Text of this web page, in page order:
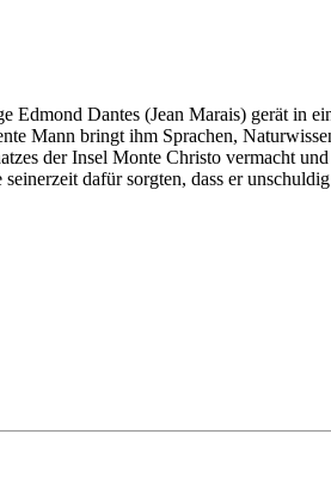
Dantes (Jean Marais) gerät in
Mann bringt ihm Sprachen,
der Insel Monte Christo vermacht
dafür sorgten, dass er